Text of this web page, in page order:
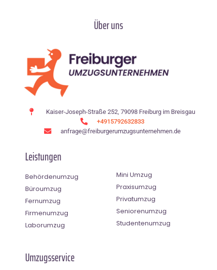
Über uns
Kaiser-Joseph-Straße 252, 79098 Freiburg im Breisgau
+4915792632833
anfrage@freiburgerumzugsunternehmen.de
Leistungen
Behördenumzug
Büroumzug
Fernumzug
Firmenumzug
Laborumzug
Mini Umzug
Praxisumzug
Privatumzug
Seniorenumzug
Studentenumzug
Umzugsservice